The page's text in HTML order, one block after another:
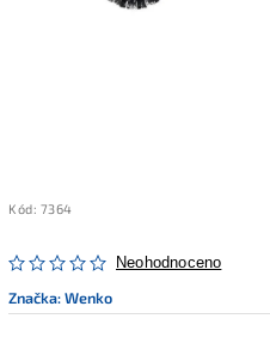
Kód: 7364
Neohodnoceno
Značka:Wenko